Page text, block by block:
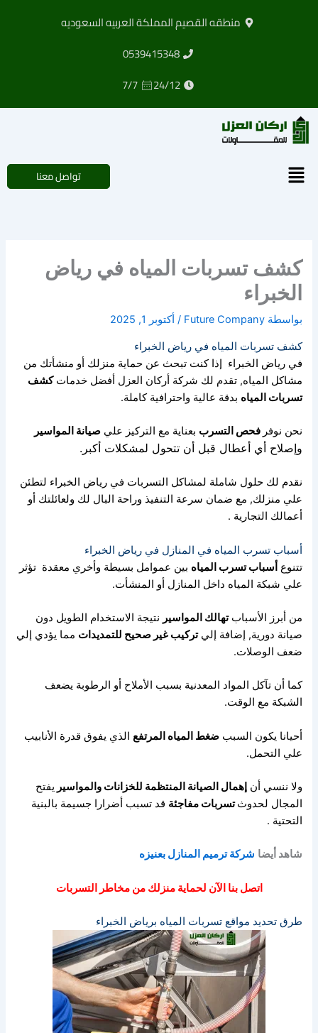
منطقه القصيم المملكة العربيه السعوديه
0539415348
24/12
7/7
القائمة تواصل معنا
كشف تسربات المياه في رياض
الخبراء
بواسطة Future Company
/ أكتوبر 1, 2025
كشف تسربات المياه في رياض الخبراء
في رياض الخبراء إذا كنت تبحث عن حماية منزلك أو منشأتك من
مشاكل المياه,تقدم لك شركة أركان العزل أفضل خدماتكشف
تسربات المياه بدقة عالية واحترافية كاملة.
نحن نوفر فحص التسرب بعناية مع التركيز عليصيانة المواسير
وإصلاح أي أعطال قبل أن تتحول لمشكلات أكبر.
نقدم لك حلول شاملة لمشاكل التسربات في رياض الخبراء لتطئن
علي منزلك, مع ضمان سرعة التنفيذ وراحة البال لك ولعائلتك أو
أعمالك التجارية .
أسباب تسرب المياه في المنازل في رياض الخبراء
تتنوع أسباب تسرب المياه بين عموامل بسيطة وأخري معقدةتؤثر
علي شبكة المياه داخل المنازل أو المنشأت.
من أبرز الأسبابتهالك المواسير نتيجة الاستخدام الطويل دون
صيانة دورية, إضافة إليتركيب غير صحيح للتمديدات مما يؤدي إلي
ضعف الوصلات.
كما أن تآكل المواد المعدنية بسبب الأملاح أو الرطوبة يضعف
الشبكة مع الوقت.
أحيانا يكون السببضغط المياه المرتفع الذي يفوق قدرة الأنابيب
علي التحمل.
ولا ننسي أنإهمال الصيانة المنتظمة للخزانات والمواسير يفتح
المجال لحدوثتسربات مفاجئة قد تسبب أضرارا جسيمة بالبنية
التحتية .
شاهد أيضا شركة ترميم المنازل بعنيزه
اتصل بنا الآن لحماية منزلك من مخاطر التسربات
طرق تحديد مواقع تسربات المياه برياض الخبراء